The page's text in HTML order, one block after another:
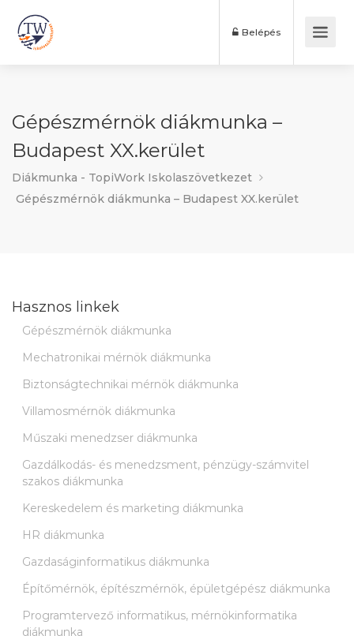
Belépés
Gépészmérnök diákmunka –
Budapest XX.kerület
Diákmunka - TopiWork Iskolaszövetkezet
Gépészmérnök diákmunka – Budapest XX.kerület
Hasznos linkek
Gépészmérnök diákmunka
Mechatronikai mérnök diákmunka
Biztonságtechnikai mérnök diákmunka
Villamosmérnök diákmunka
Műszaki menedzser diákmunka
Gazdálkodás- és menedzsment, pénzügy-számvitel
szakos diákmunka
Kereskedelem és marketing diákmunka
HR diákmunka
Gazdaságinformatikus diákmunka
Építőmérnök, építészmérnök, épületgépész diákmunka
Programtervező informatikus, mérnökinformatika
diákmunka